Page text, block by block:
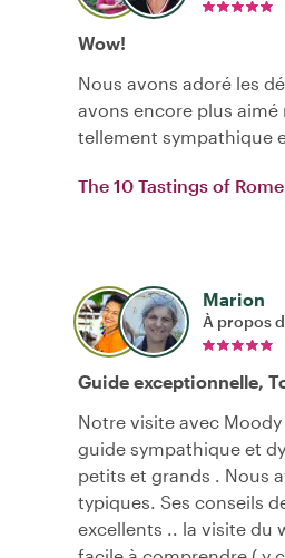
Wow!
Nous avons adoré les
avons encore plus
tellement sympathique
The 10 Tastings of Rome
Marion
À propos
Guide exceptionnelle,
Notre visite avec
guide sympathique et
petits et grands . Nous
typiques. Ses conseils
excellents .. la visite du